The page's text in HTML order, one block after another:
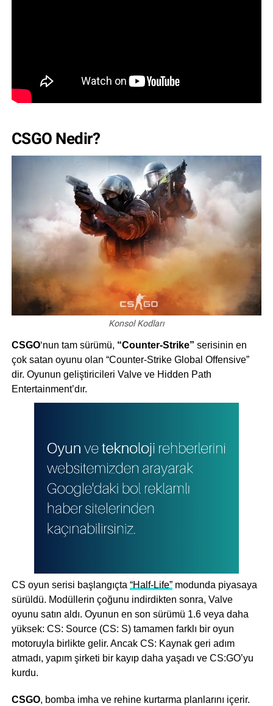
CSGO Nedir?
Konsol Kodları
CSGO‘nun tam sürümü, “Counter-Strike” serisinin en
çok satan oyunu olan “Counter-Strike Global Offensive”
dir. Oyunun geliştiricileri Valve ve Hidden Path
Entertainment’dır.
CS oyun serisi başlangıçta “Half-Life”modunda piyasaya
sürüldü. Modüllerin çoğunu indirdikten sonra, Valve
oyunu satın aldı. Oyunun en son sürümü 1.6 veya daha
yüksek: CS: Source (CS: S) tamamen farklı bir oyun
motoruyla birlikte gelir. Ancak CS: Kaynak geri adım
atmadı, yapım şirketi bir kayıp daha yaşadı ve CS:GO’yu
kurdu.
CSGO, bomba imha ve rehine kurtarma planlarını içerir.